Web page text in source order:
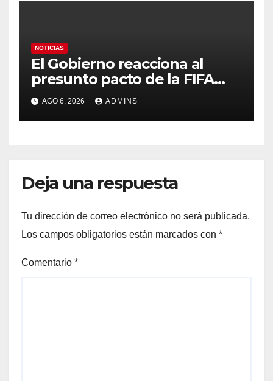
NOTICIAS
El Gobierno reacciona al
presunto pacto de la FIFA
con Marruecos para acoger
la final del Mundial 2030:
«Tiene que ser en España»
AGO 6, 2026 ADMINS
Deja una respuesta
Tu dirección de correo electrónico no será publicada.
Los campos obligatorios están marcados con *
Comentario *